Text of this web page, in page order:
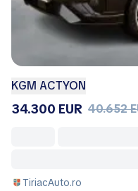
KGM ACTYON
34.300 EUR 40.652
TiriacAuto.ro